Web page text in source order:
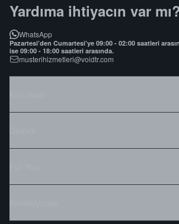
Yardıma ihtiyacın var
WhatsApp
Pazartesi’den Cumartesi’ye 09:00 - 02:00 saatleri
ise 09:00 - 18:00 saatleri arasında.
musterihizmetleri@voidtr.com